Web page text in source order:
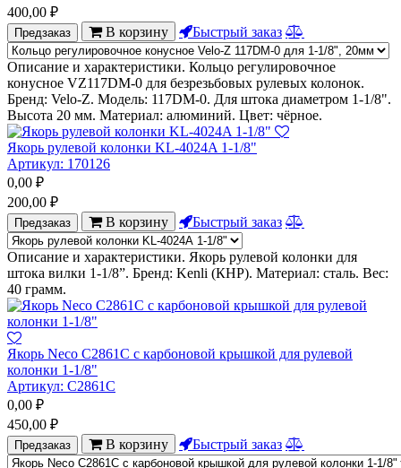
400,00 ₽
Предзаказ В корзину Быстрый заказ
Описание и характеристики. Кольцо регулировочное
конусное VZ117DM-0 для безрезьбовых рулевых колонок.
Бренд: Velo-Z. Модель: 117DM-0. Для штока диаметром 1-1/8".
Высота 20 мм. Материал: алюминий. Цвет: чёрное.
Якорь рулевой колонки KL-4024A 1-1/8"
Артикул: 170126
0,00 ₽
200,00 ₽
Предзаказ В корзину Быстрый заказ
Описание и характеристики. Якорь рулевой колонки для
штока вилки 1-1/8”. Бренд: Kenli (КНР). Материал: сталь. Вес:
40 грамм.
Якорь Neco C2861C с карбоновой крышкой для рулевой
колонки 1-1/8"
Артикул: C2861C
0,00 ₽
450,00 ₽
Предзаказ В корзину Быстрый заказ